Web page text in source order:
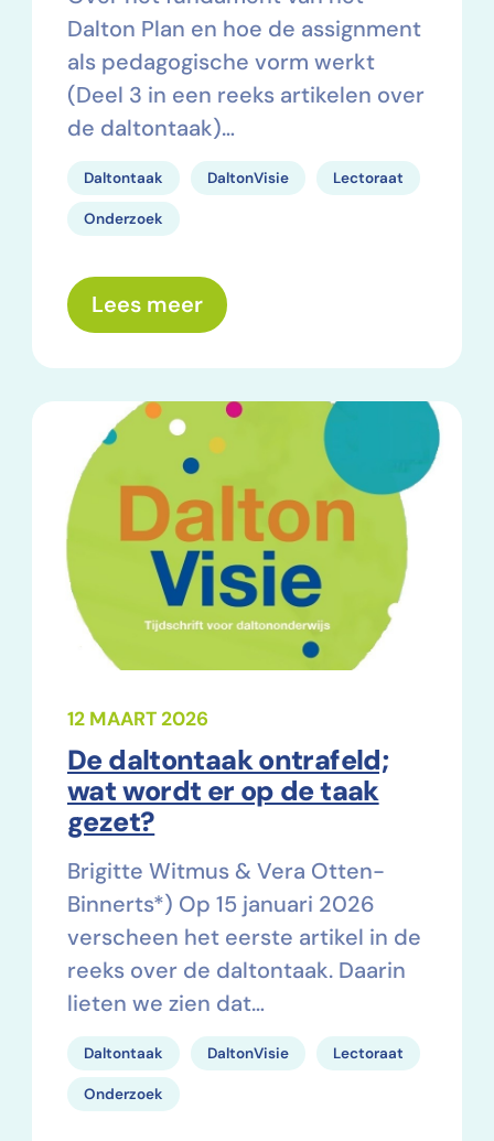
Dalton Plan en hoe de assignment
als pedagogische vorm werkt
(Deel 3 in een reeks artikelen over
de daltontaak)…
Daltontaak DaltonVisie Lectoraat
Onderzoek
Lees meerover: De oorsprong en
De daltontaak ontrafeld;
wat wordt er op de taak
gezet?
12 MAART 2026
Brigitte Witmus & Vera Otten-
Binnerts*) Op 15 januari 2026
verscheen het eerste artikel in de
reeks over de daltontaak. Daarin
lieten we zien dat…
Daltontaak DaltonVisie Lectoraat
Onderzoek